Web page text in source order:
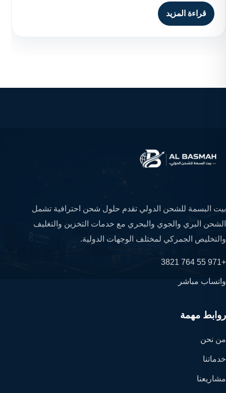
قراءة المزيد
بيت البسمة للشحن الدولي تقدم حلول شحن احترافية تشمل
الشحن البري والجوي والبحري مع خدمات التخزين والتغليف
والتخليص الجمركي لمختلف الوجهات الدولية.
+971 55 764 3821
واتساب مباشر
روابط مهمة
من نحن
خدماتنا
مشاريعنا